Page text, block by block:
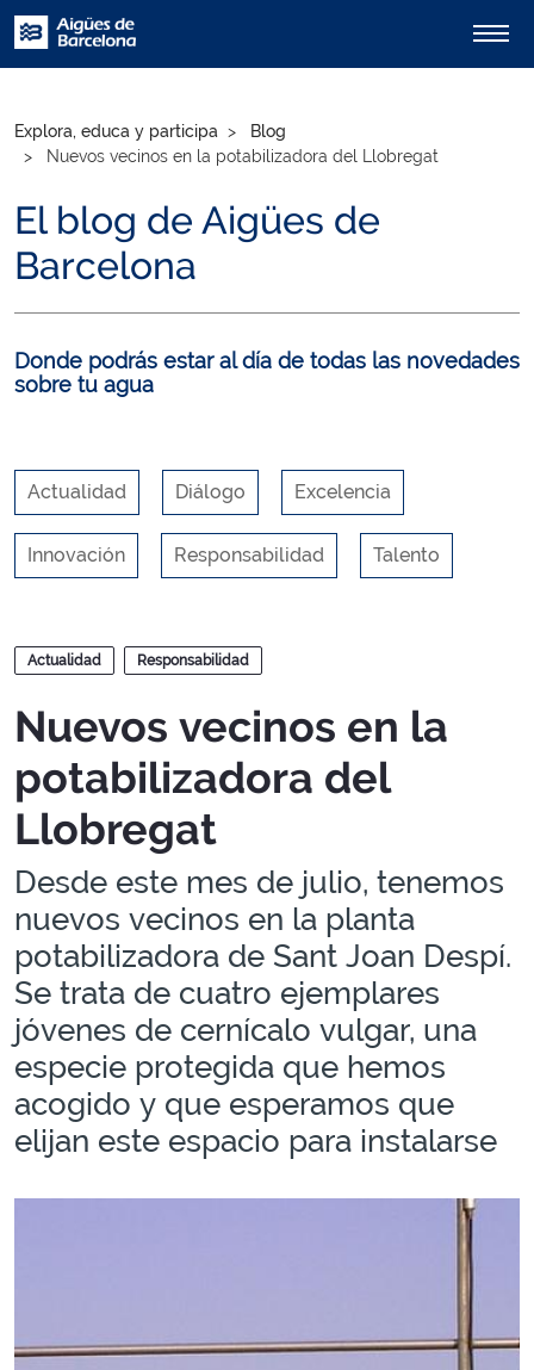
Explora, educa y participa
Blog
Nuevos vecinos en la potabilizadora del Llobregat
El blog de Aigües de
Barcelona
Donde podrás estar al día de todas las novedades
sobre tu agua
Actualidad Diálogo Excelencia
Innovación Responsabilidad Talento
Blogs
Actualidad Responsabilidad
Nuevos vecinos en la
potabilizadora del
Llobregat
Desde este mes de julio, tenemos
nuevos vecinos en la planta
potabilizadora de Sant Joan Despí.
Se trata de cuatro ejemplares
jóvenes de cernícalo vulgar, una
especie protegida que hemos
acogido y que esperamos que
elijan este espacio para instalarse